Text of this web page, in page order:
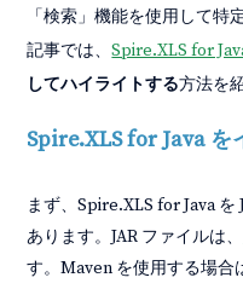
「検索」機能を使用して
記事では、Spire.XLS for
してハイライトする方法を
Spire.XLS for Java
まず、Spire.XLS for Java
あります。JAR ファイルは、
す。Maven を使用する場